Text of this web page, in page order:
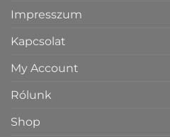
Impresszum
Kapcsolat
My Account
Rólunk
Shop